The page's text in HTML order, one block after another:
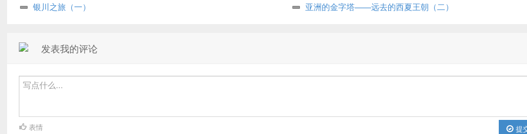
银川之旅（一） 亚洲的金字塔——远去的西夏王朝（二）
发表我的评论
提
表情